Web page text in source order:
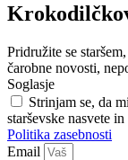
Pridružite se
čarobne novosti,
Soglasje
Strinjam se, da
starševske nasvete
Politika zasebnosti
Email